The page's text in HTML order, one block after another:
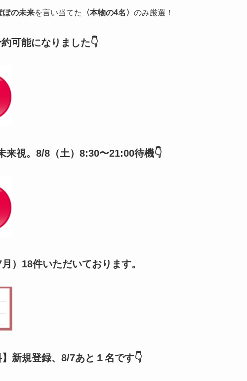
ぽの未来を言い当てた 〈本物の4名〉 のみ厳選！
可能になりました👇️
来視。8/8（土）8:30〜21:00待機👇️
）18件いただいております。
新規登録、8/7あと１名です👇️